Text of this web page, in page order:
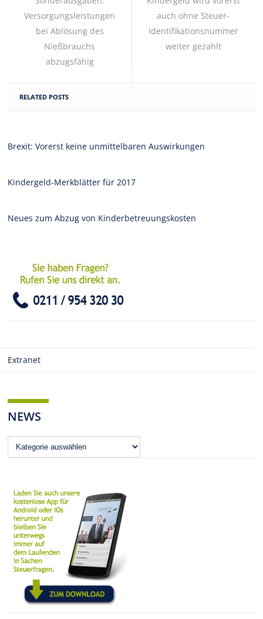
Versorgungsleistungen
bei Ablösung des
Nießbrauchs
abzugsfähig
auch ohne Steuer-
Identifikationsnummer
weiter gezahlt
RELATED POSTS
Brexit: Vorerst keine unmittelbaren Auswirkungen
Kindergeld-Merkblätter für 2017
Neues zum Abzug von Kinderbetreuungskosten
Extranet
NEWS
News